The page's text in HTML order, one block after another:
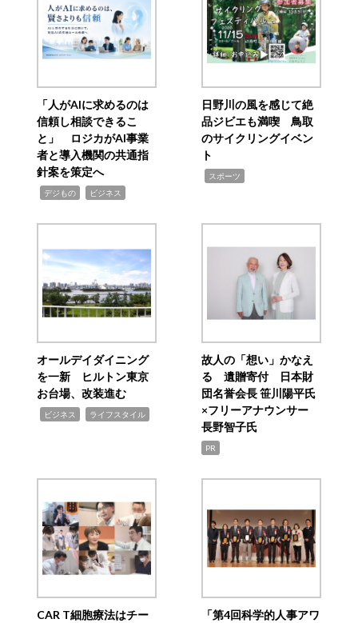
「人がAIに求めるのは
信頼し相談できるこ
と」 ロジカがAI事業
者と導入機関の共通指
針案を策定へ
デジもの ビジネス
日野川の風を感じて絶
品ジビエも満喫 鳥取
のサイクリングイベン
ト
スポーツ
オールデイダイニング
を一新 ヒルトン東京
お台場、改装進む
ビジネス ライフスタイル
故人の「想い」かなえ
る 遺贈寄付 日本財
団名誉会長 笹川陽平氏
×フリーアナウンサー
長野智子氏
PR
CAR T細胞療法はチー
「第4回科学的人事アワ